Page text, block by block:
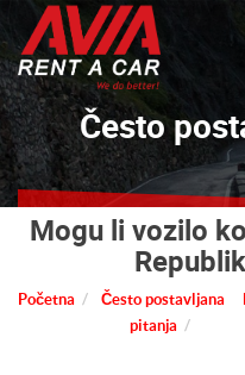
Često
Mogu li vozilo
Početna
Često postavljana
pitanja